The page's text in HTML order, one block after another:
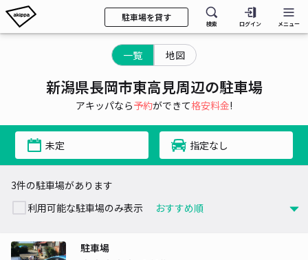
駐車場を貸す
検索 ログイン メニュー
一覧 地図
新潟県長岡市東高見周辺の駐車場
アキッパなら予約ができて格安料金!
未定 指定なし
3件の駐車場があります
利用可能な駐車場のみ表示
駐車場